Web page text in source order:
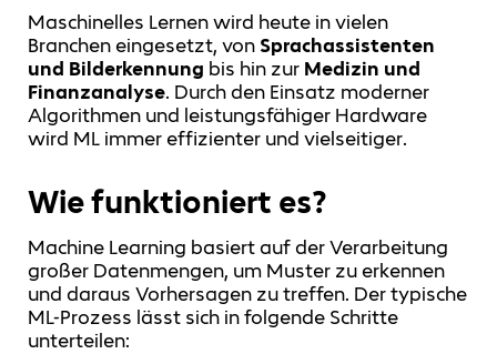
Maschinelles Lernen wird heute in vielen
Branchen eingesetzt, von Sprachassistenten
und Bilderkennung bis hin zur Medizin und
Finanzanalyse. Durch den Einsatz moderner
Algorithmen und leistungsfähiger Hardware
wird ML immer effizienter und vielseitiger.
Wie funktioniert es?
Machine Learning basiert auf der Verarbeitung
großer Datenmengen, um Muster zu erkennen
und daraus Vorhersagen zu treffen. Der typische
ML-Prozess lässt sich in folgende Schritte
unterteilen: